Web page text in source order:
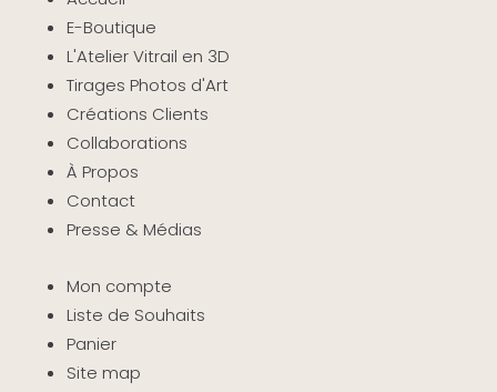
E-Boutique
L'Atelier Vitrail en 3D
Tirages Photos d'Art
Créations Clients
Collaborations
À Propos
Contact
Presse & Médias
Mon compte
Liste de Souhaits
Panier
Site map